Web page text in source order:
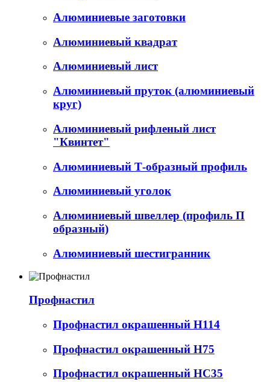
Алюминиевые заготовки
Алюминиевый квадрат
Алюминиевый лист
Алюминиевый пруток (алюминиевый
круг)
Алюминиевый рифленый лист
"Квинтет"
Алюминиевый Т-образный профиль
Алюминиевый уголок
Алюминиевый швеллер (профиль П
образный)
Алюминиевый шестигранник
Профнастил
Профнастил окрашенный Н114
Профнастил окрашенный Н75
Профнастил окрашенный НС35